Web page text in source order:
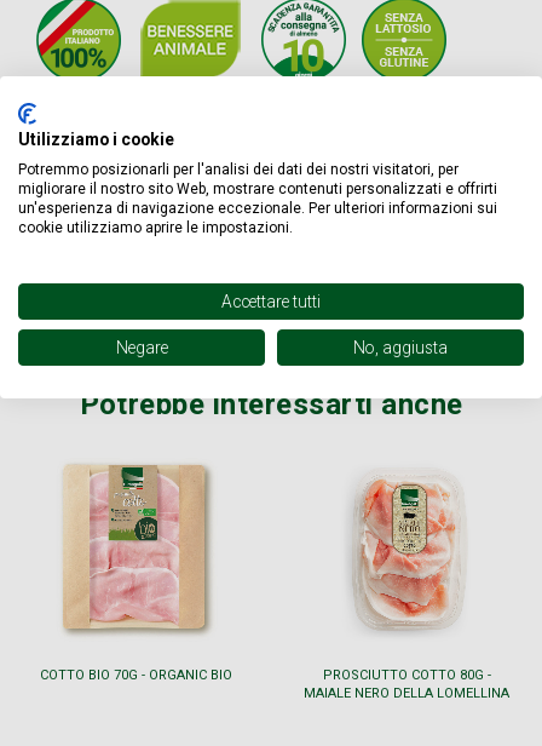
INFORMAZIONI GENERALI:
VALORI NUTRIZIONALI:
SUPERIORI A € 100,00
Potrebbe interessarti anche
COTTO BIO 70G - ORGANIC BIO
PROSCIUTTO COTTO 80G -
MAIALE NERO DELLA LOMELLINA
Utilizziamo i cookie
Potremmo posizionarli per l'analisi dei dati dei nostri visitatori, per
migliorare il nostro sito Web, mostrare contenuti personalizzati e offrirti
un'esperienza di navigazione eccezionale. Per ulteriori informazioni sui
cookie utilizziamo aprire le impostazioni.
Accettare tutti
Negare No, aggiusta